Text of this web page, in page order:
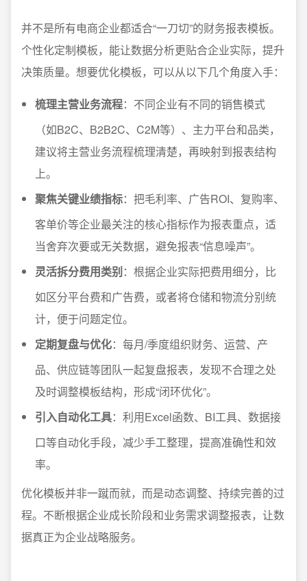
并不是所有电商企业都适合“一刀切”的财务报表模板。
个性化定制模板，能让数据分析更贴合企业实际，提升
决策质量。想要优化模板，可以从以下几个角度入手：
梳理主营业务流程：不同企业有不同的销售模式
（如B2C、B2B2C、C2M等）、主力平台和品类，
建议将主营业务流程梳理清楚，再映射到报表结构
上。
聚焦关键业绩指标：把毛利率、广告ROI、复购率、
客单价等企业最关注的核心指标作为报表重点，适
当舍弃次要或无关数据，避免报表“信息噪声”。
灵活拆分费用类别：根据企业实际把费用细分，比
如区分平台费和广告费，或者将仓储和物流分别统
计，便于问题定位。
定期复盘与优化：每月/季度组织财务、运营、产
品、供应链等团队一起复盘报表，发现不合理之处
及时调整模板结构，形成“闭环优化”。
引入自动化工具：利用Excel函数、BI工具、数据接
口等自动化手段，减少手工整理，提高准确性和效
率。
优化模板并非一蹴而就，而是动态调整、持续完善的过
程。不断根据企业成长阶段和业务需求调整报表，让数
据真正为企业战略服务。